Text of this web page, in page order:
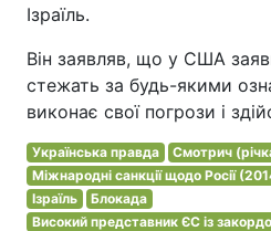
Ізраїль.
Він заявляв, що у США
стежать за будь-якими
виконає свої погрози і
Українська правда
Смотрич
Міжнародні санкції щодо Росії
Ізраїль
Блокада
Високий представник ЄС із